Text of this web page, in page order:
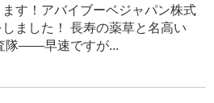
す！アバイブーベジャパン株式
ました！ 長寿の薬草と名高い
隊――早速ですが...